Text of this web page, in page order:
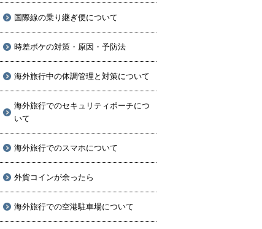
国際線の乗り継ぎ便について
時差ボケの対策・原因・予防法
海外旅行中の体調管理と対策について
海外旅行でのセキュリティポーチにつ
いて
海外旅行でのスマホについて
外貨コインが余ったら
海外旅行での空港駐車場について